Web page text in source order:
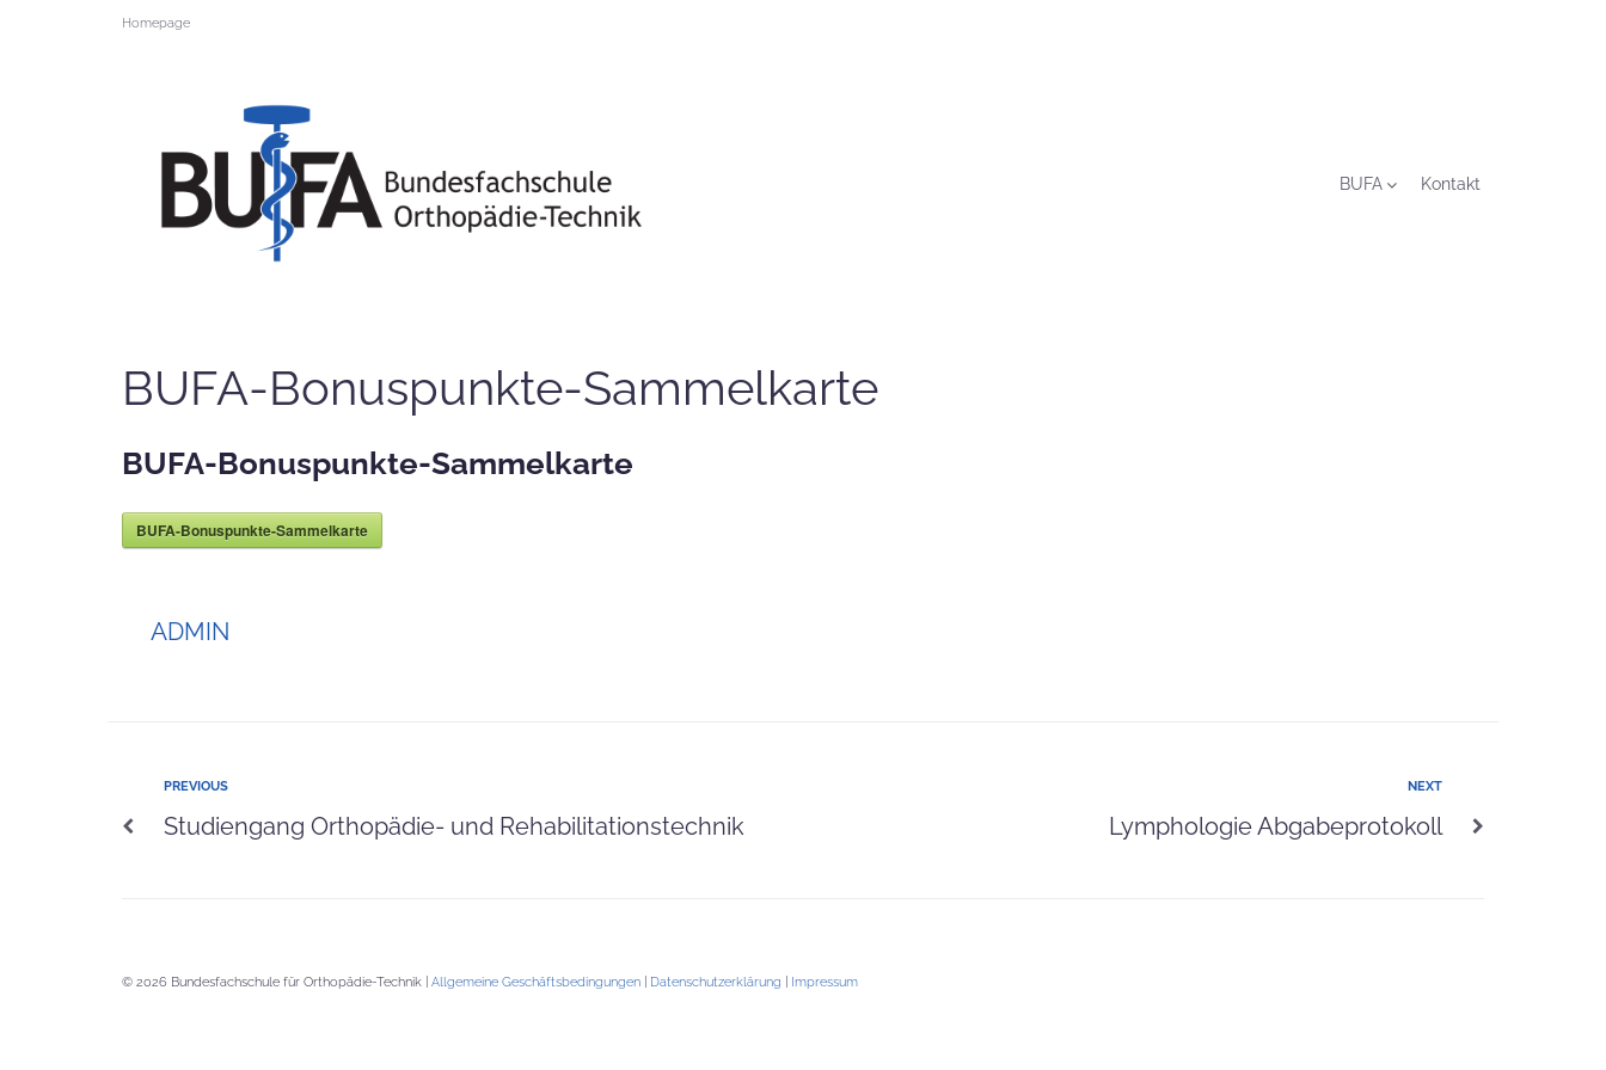
Homepage
BUFA Kontakt
BUFA-Bonuspunkte-Sammelkarte
BUFA-Bonuspunkte-Sammelkarte
BUFA-Bonuspunkte-Sammelkarte
ADMIN
PREVIOUS
Studiengang Orthopädie- und Rehabilitationstechnik
NEXT
Lymphologie Abgabeprotokoll
© 2026 Bundesfachschule für Orthopädie-Technik | Allgemeine Geschäftsbedingungen Datenschutzerklärung Impressum